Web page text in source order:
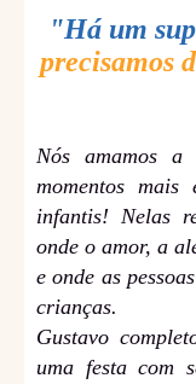
"Há um
precisamos
Nós amamos
momentos mais
infantis! Nelas
onde o amor, a
e onde as
crianças.
Gustavo
uma festa com